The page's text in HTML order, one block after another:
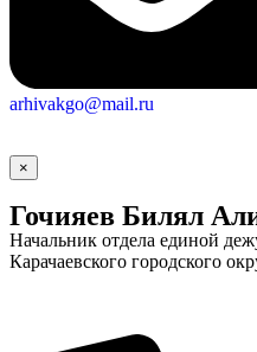
arhivakgo@mail.ru
×
Гочияев Билял
Начальник отдела единой
Карачаевского городского